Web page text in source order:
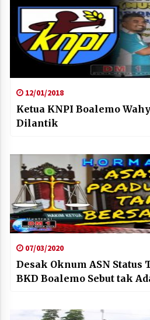
12/01/2018
Ketua KNPI Boalemo
Dilantik
07/03/2020
Desak Oknum ASN Status
BKD Boalemo Sebut tak